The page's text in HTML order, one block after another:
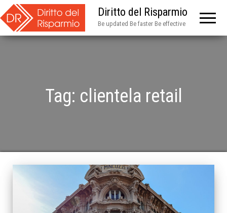
Diritto del Risparmio
Be updated Be faster Be effective
Tag: clientela retail